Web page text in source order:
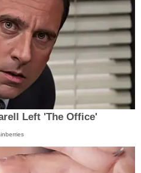
Left 'The Office'